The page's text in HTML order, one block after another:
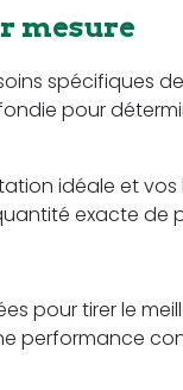
mesure
spécifiques
pour
idéale et
exacte de
pour tirer le
performance